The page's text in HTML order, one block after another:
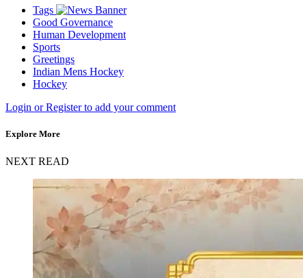
Tags
Good Governance
Human Development
Sports
Greetings
Indian Mens Hockey
Hockey
Login or Register to add your comment
Explore More
NEXT READ